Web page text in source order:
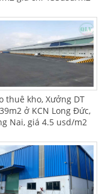
thuê kho, Xưởng DT
ở KCN Long Đức,
Nai, giá 4.5 usd/m2